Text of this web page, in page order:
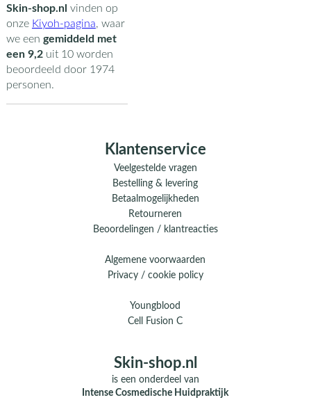
Skin-shop.nl vinden op
onze Kiyoh-pagina, waar
we een gemiddeld met
een 9,2uit 10worden
beoordeeld door 1974
personen.
Klantenservice
Veelgestelde vragen
Bestelling & levering
Betaalmogelijkheden
Retourneren
Beoordelingen / klantreacties
Algemene voorwaarden
Privacy / cookie policy
Youngblood
Cell Fusion C
Skin-shop.nl
is een onderdeel van
Intense Cosmedische Huidpraktijk